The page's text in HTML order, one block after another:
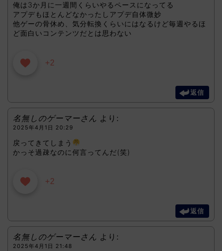
俺は3か月に一週間くらいやるペースになってる
アプデもほとんどなかったしアプデ自体微妙
他ゲーの骨休め、気分転換くらいにはなるけど毎週やるほ
ど面白いコンテンツだとは思わない
+2
返信
名無しのゲーマーさん より:
2025年4月1日 20:29
戻ってきてしまう
かっそ過疎なのに何言ってんだ(笑)
+2
返信
名無しのゲーマーさん より:
2025年4月1日 21:48